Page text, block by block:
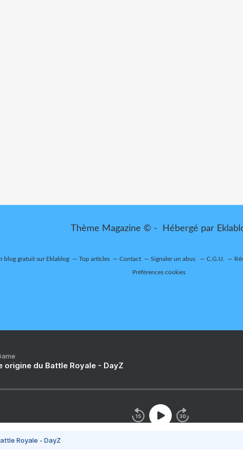
Thème Magazine © - Hébergé par
blog gratuit sur Eklablog Top articles Contact Signaler un abus C.G.U.
Préférences cookies
origine du Battle Royale - DayZ
Royale - DayZ